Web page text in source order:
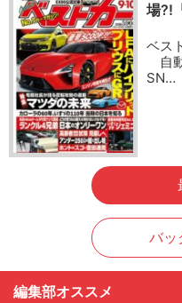
場?!
ベス
自
SN…
バッ
編集部オススメ